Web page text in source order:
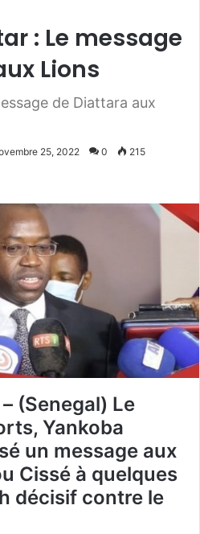
: Le message
Lions
de Diattara aux
25, 2022 0 215
(Senegal) Le
Yankoba
un message aux
Cissé à quelques
décisif contre le